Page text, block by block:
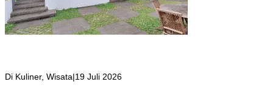
Di Kuliner, Wisata|19 Juli 2026